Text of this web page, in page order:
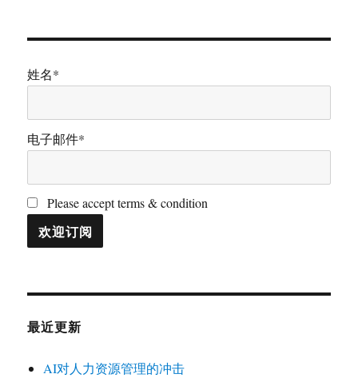
姓名*
电子邮件*
Please accept terms & condition
最近更新
AI对人力资源管理的冲击